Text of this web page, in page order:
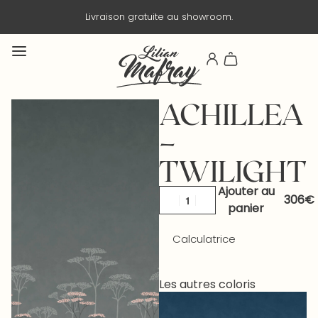
Livraison en 3 jours ouvrés.
ACHILLEA
–
TWILIGHT
Ajouter au
panier
Calculatrice
Les autres coloris